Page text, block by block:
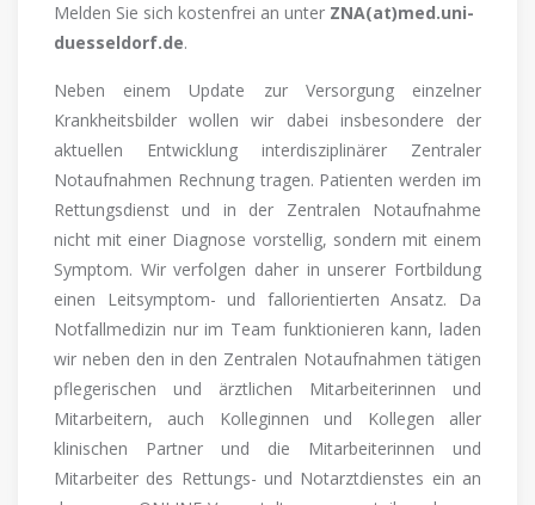
Melden Sie sich kostenfrei an unter ZNA(at)med.uni-
duesseldorf.de.
Neben einem Update zur Versorgung einzelner
Krankheitsbilder wollen wir dabei insbesondere der
aktuellen Entwicklung interdisziplinärer Zentraler
Notaufnahmen Rechnung tragen. Patienten werden im
Rettungsdienst und in der Zentralen Notaufnahme
nicht mit einer Diagnose vorstellig, sondern mit einem
Symptom. Wir verfolgen daher in unserer Fortbildung
einen Leitsymptom- und fallorientierten Ansatz. Da
Notfallmedizin nur im Team funktionieren kann, laden
wir neben den in den Zentralen Notaufnahmen tätigen
pflegerischen und ärztlichen Mitarbeiterinnen und
Mitarbeitern, auch Kolleginnen und Kollegen aller
klinischen Partner und die Mitarbeiterinnen und
Mitarbeiter des Rettungs- und Notarztdienstes ein an